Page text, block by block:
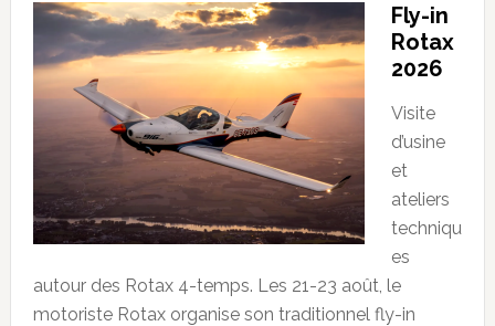
Fly-in
Rotax
2026
Visite
d’usine
et
ateliers
techniqu
es
autour des Rotax 4-temps. Les 21-23 août, le
motoriste Rotax organise son traditionnel fly-in